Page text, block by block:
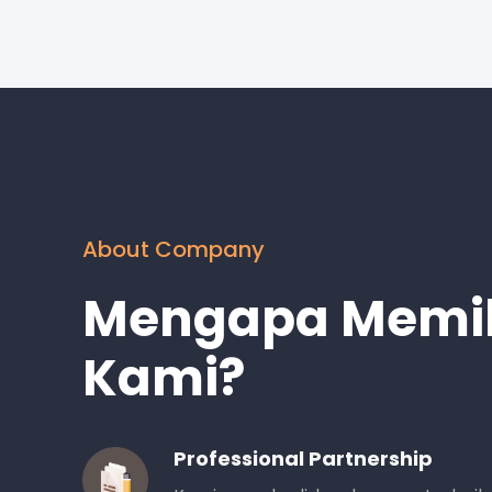
About Company
Mengapa
Kami?
Professional Partnership